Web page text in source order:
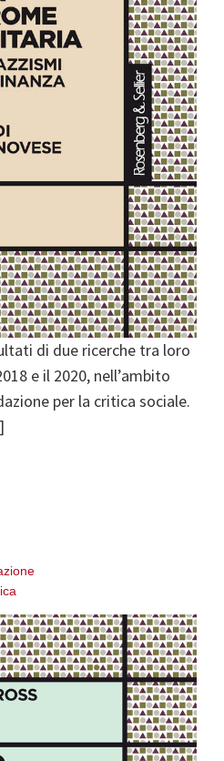
di due ricerche tra loro
e il 2020, nell’ambito
per la critica sociale.